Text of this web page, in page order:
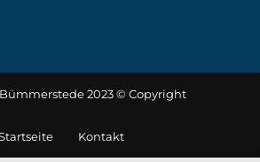
2023 © Copyright
Kontakt